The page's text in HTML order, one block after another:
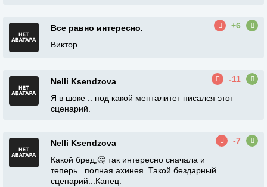
Все равно интересно.
+6
Виктор.
Nelli Ksendzova
-11
Я в шоке .. под какой менталитет писался этот
сценарий.
Nelli Ksendzova
-7
Какой бред,🤔 так интересно сначала и
теперь...полная ахинея. Такой бездарный
сценарий...Капец.